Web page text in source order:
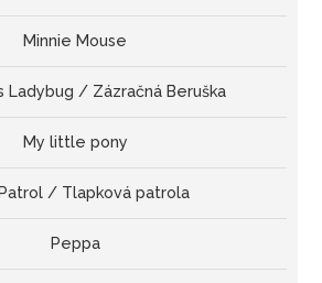
Minnie Mouse
Ladybug / Zázračná Beruška
My little pony
/ Tlapková patrola
Peppa